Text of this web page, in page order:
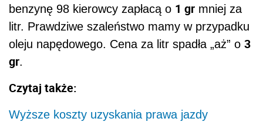
benzynę 98 kierowcy zapłacą o 1 gr mniej za
litr. Prawdziwe szaleństwo mamy w przypadku
oleju napędowego. Cena za litr spadła „aż” o 3
gr.
Czytaj także:
Wyższe koszty uzyskania prawa jazdy